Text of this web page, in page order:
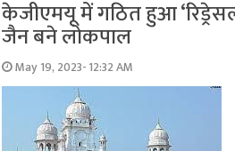
केजीएमयू में गठित हुआ
जैन बने लोकपाल
May 19, 2023- 12:32 AM